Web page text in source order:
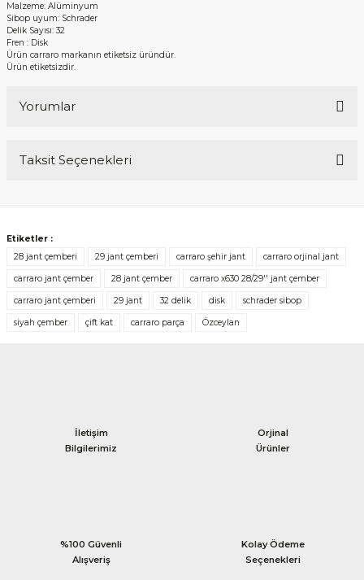
Malzeme: Alüminyum
Sibop uyum: Schrader
Delik Sayısı: 32
Fren : Disk
Ürün carraro markanın etiketsiz üründür.
Ürün etiketsizdir.
Yorumlar
Taksit Seçenekleri
Etiketler :
28 jant çemberi
29 jant çemberi carraro şehir jant carraro orjinal jant
carraro jant çember 28 jant çember carraro x630 28/29'' jant çember
carraro jant çemberi 29 jant 32 delik disk schrader sibop
siyah çember çift kat carraro parça Özceylan
İletişim
Bilgilerimiz
Orjinal
Ürünler
%100 Güvenli
Alışveriş
Kolay Ödeme
Seçenekleri